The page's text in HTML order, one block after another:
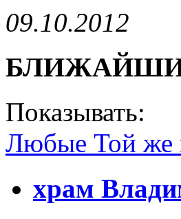
09.10.2012
Показывать:
Любые Той же
храм